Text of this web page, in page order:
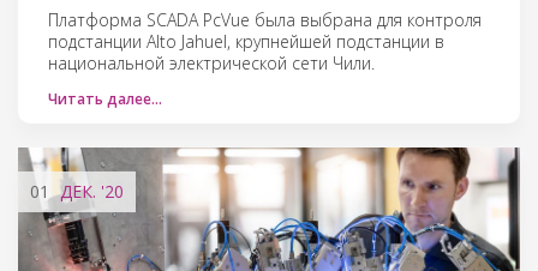
Платформа SCADA PcVue была выбрана для контроля
подстанции Alto Jahuel, крупнейшей подстанции в
национальной электрической сети Чили.
Читать далее…
01 ДЕК. '20